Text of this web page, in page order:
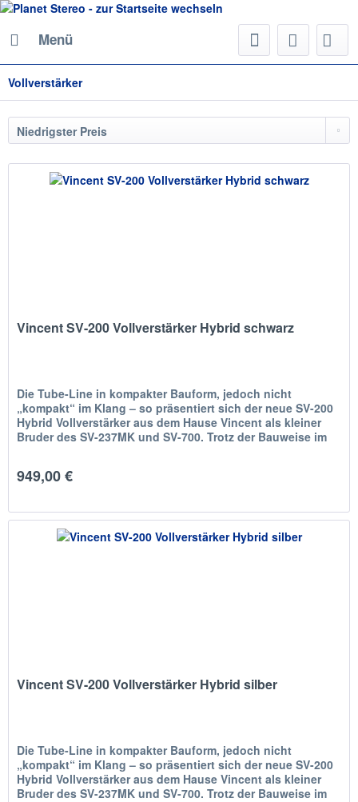
Menü
Vollverstärker
Vincent SV-200 Vollverstärker Hybrid schwarz
Die Tube-Line in kompakter Bauform, jedoch nicht
„kompakt“ im Klang – so präsentiert sich der neue SV-200
Hybrid Vollverstärker aus dem Hause Vincent als kleiner
Bruder des SV-237MK und SV-700. Trotz der Bauweise im
949,00 €
Vincent SV-200 Vollverstärker Hybrid silber
Die Tube-Line in kompakter Bauform, jedoch nicht
„kompakt“ im Klang – so präsentiert sich der neue SV-200
Hybrid Vollverstärker aus dem Hause Vincent als kleiner
Bruder des SV-237MK und SV-700. Trotz der Bauweise im